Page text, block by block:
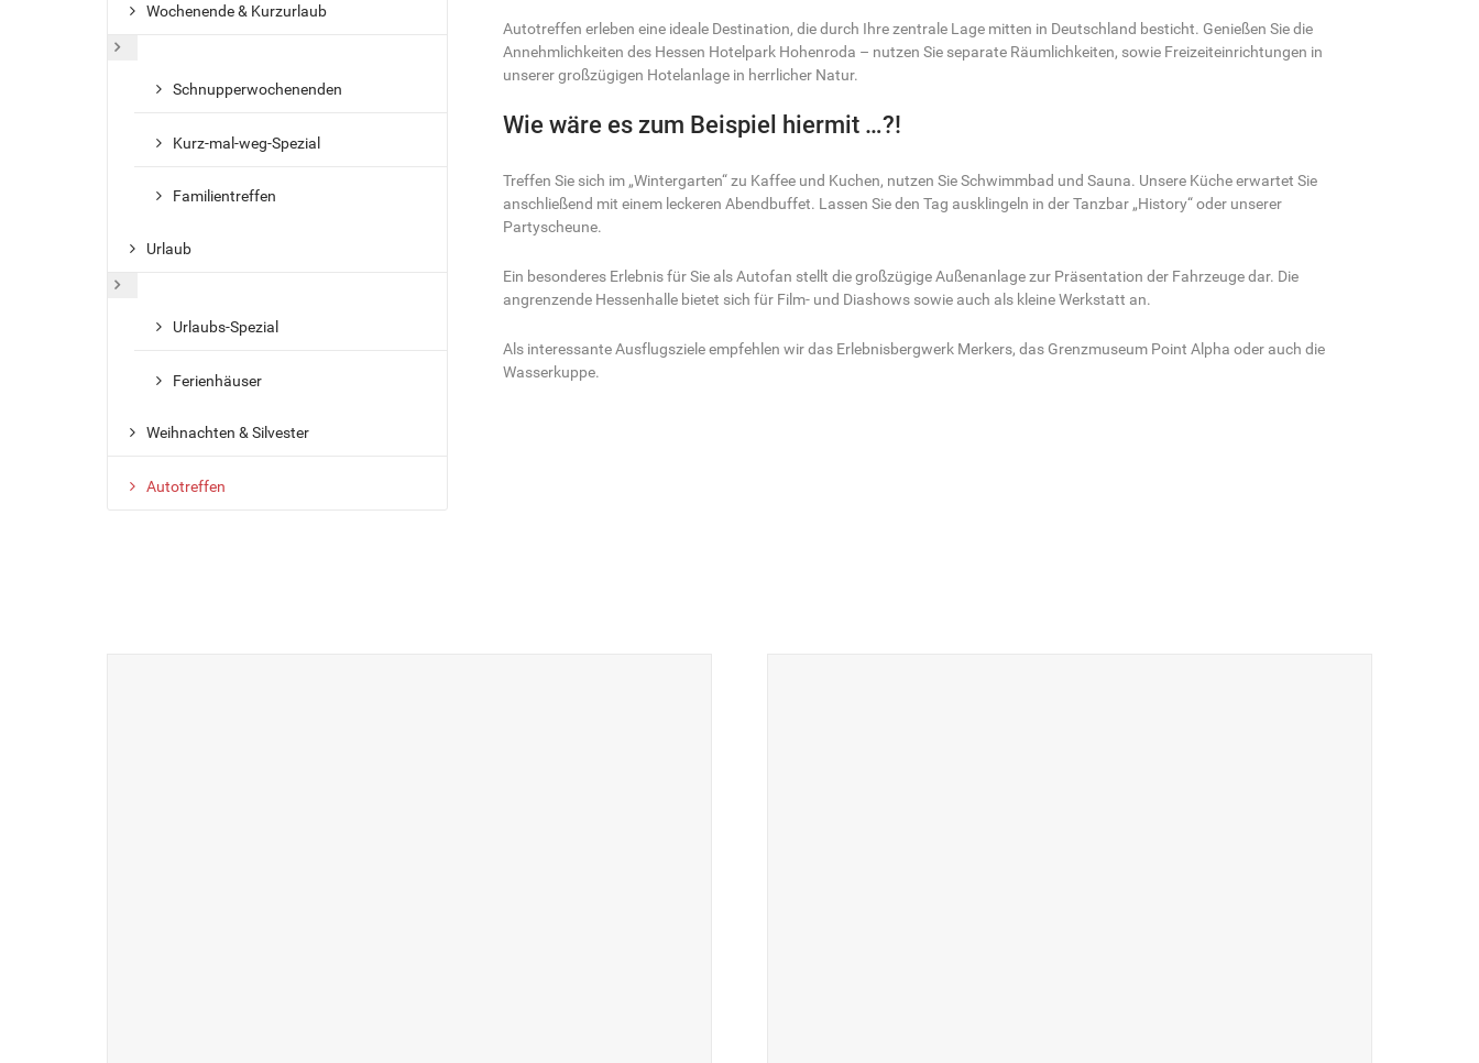
Wochenende & Kurzurlaub
Schnupperwochenenden
Kurz-mal-weg-Spezial
Familientreffen
Urlaub
Urlaubs-Spezial
Ferienhäuser
Weihnachten & Silvester
Autotreffen
Autotreffen erleben eine ideale Destination, die durch Ihre zentrale Lage mitten in Deutschland besticht. Genießen Sie die
Annehmlichkeiten des Hessen Hotelpark Hohenroda – nutzen Sie separate Räumlichkeiten, sowie Freizeiteinrichtungen in
unserer großzügigen Hotelanlage in herrlicher Natur.
Wie wäre es zum Beispiel hiermit …?!
Treffen Sie sich im „Wintergarten“ zu Kaffee und Kuchen, nutzen Sie Schwimmbad und Sauna. Unsere Küche erwartet Sie
anschließend mit einem leckeren Abendbuffet. Lassen Sie den Tag ausklingeln in der Tanzbar „History“ oder unserer
Partyscheune.
Ein besonderes Erlebnis für Sie als Autofan stellt die großzügige Außenanlage zur Präsentation der Fahrzeuge dar. Die
angrenzende Hessenhalle bietet sich für Film- und Diashows sowie auch als kleine Werkstatt an.
Als interessante Ausflugsziele empfehlen wir das Erlebnisbergwerk Merkers, das Grenzmuseum Point Alpha oder auch die
Wasserkuppe.